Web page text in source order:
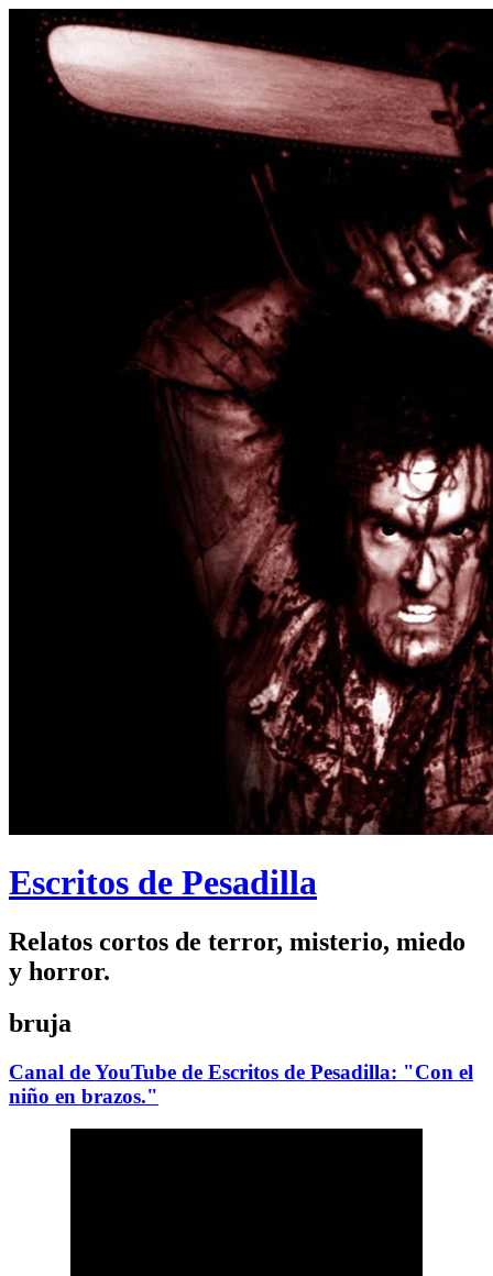
Escritos de Pesadilla
Relatos cortos de terror, misterio, miedo
y horror.
bruja
Canal de YouTube de Escritos de Pesadilla: "Con el
niño en brazos."